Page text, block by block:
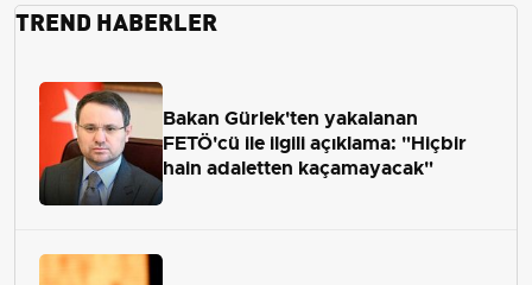
TREND HABERLER
Bakan Gürlek'ten yakalanan
FETÖ'cü ile ilgili açıklama: "Hiçbir
hain adaletten kaçamayacak"